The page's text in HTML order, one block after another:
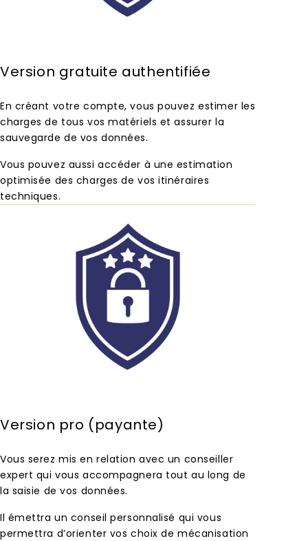
Version gratuite authentifiée
En créant votre compte, vous pouvez estimer les
charges de tous vos matériels et assurer la
sauvegarde de vos données.
Vous pouvez aussi accéder à une estimation
optimisée des charges de vos itinéraires
techniques.
Version pro (payante)
Vous serez mis en relation avec un conseiller
expert qui vous accompagnera tout au long de
la saisie de vos données.
Il émettra un conseil personnalisé qui vous
permettra d’orienter vos choix de mécanisation